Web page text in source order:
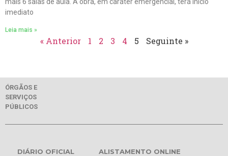
mais 6 salas de aula. A obra, em caráter emergencial, terá início
imediato
Leia mais »
« Anterior 1 2 3 4 5 Seguinte »
ÓRGÃOS E
SERVIÇOS
PÚBLICOS
DIÁRIO OFICIAL ALISTAMENTO ONLINE